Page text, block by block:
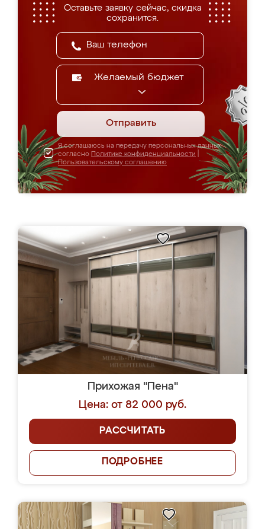
Оставьте заявку сейчас, скидка
сохранится.
Желаемый бюджет
Отправить
Я соглашаюсь на передачу персональных данных
согласно Политике конфиденциальности
Пользовательскому соглашению
Прихожая "Пена"
Цена: от 82 000 руб.
РАССЧИТАТЬ
ПОДРОБНЕЕ